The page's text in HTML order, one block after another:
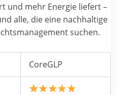
und mehr Energie liefert –
alle, die eine nachhaltige
suchen.
CoreGLP